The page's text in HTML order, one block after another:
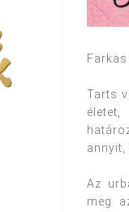
Tarts
annyit,
Az
meg